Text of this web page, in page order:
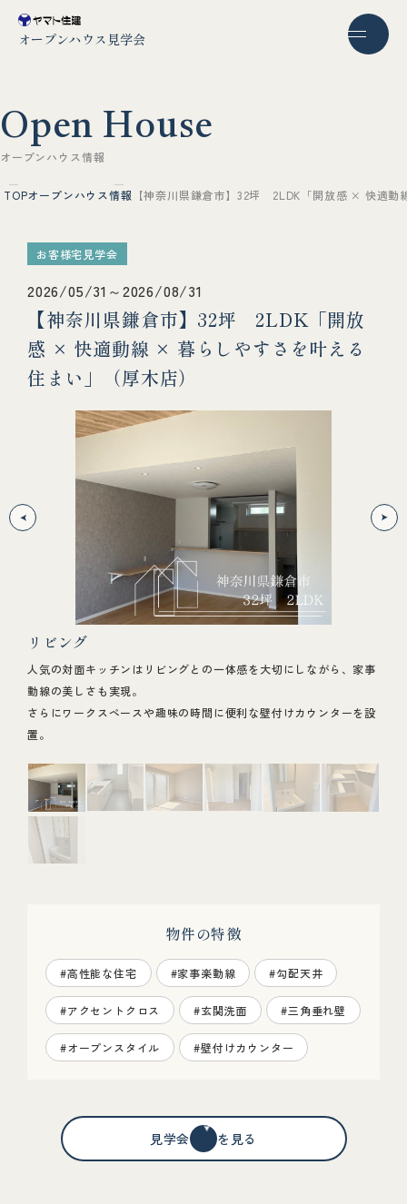
オープンハウス見学会
Open House
オー プンハ ウ ス情報
TOPオープンハウス情報 【神奈川県鎌倉市】32坪 2LDK「開放感 × 快適
お客様宅見学会
2026/05/31～2026/08/31
【神奈川県鎌倉市】32坪 2LDK「開放
感 × 快適動線 × 暮らしやすさを叶える
住まい」（厚木店）
リビング
人気の対面キッチンはリビングとの一体感を大切にしながら、家事
動線の美しさも実現。
さらにワークスペースや趣味の時間に便利な壁付けカウンターを設
置。
物件の特徴
#高性能な住宅 #家事楽動線 #勾配天井
#アクセントクロス #玄関洗面 #三角垂れ壁
#オープンスタイル #壁付けカウンター
見学会情報を見る